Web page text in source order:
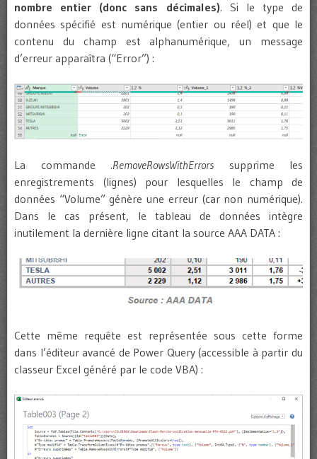
nombre entier (donc sans décimales). Si le type de
données spécifié est numérique (entier ou réel) et que le
contenu du champ est alphanumérique, un message
d’erreur apparaîtra (“Error”) :
La commande .RemoveRowsWithErrors supprime les
enregistrements (lignes) pour lesquelles le champ de
données “Volume” génère une erreur (car non numérique).
Dans le cas présent, le tableau de données intègre
inutilement la dernière ligne citant la source AAA DATA :
Cette même requête est représentée sous cette forme
dans l’éditeur avancé de Power Query (accessible à partir du
classeur Excel généré par le code VBA) :